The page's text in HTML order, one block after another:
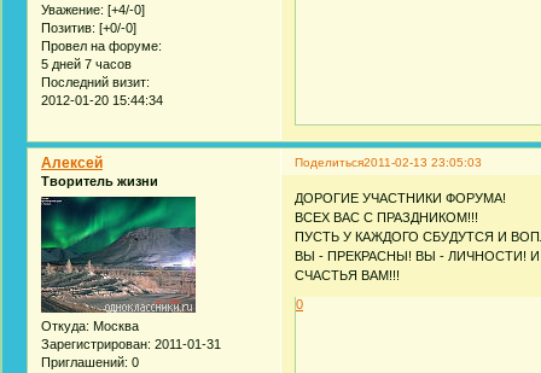
Уважение: [+4/-0]
Позитив: [+0/-0]
Провел на форуме:
5 дней 7 часов
Последний визит:
2012-01-20 15:44:34
Поделиться2011-02-13 23:05:03
Алексей
Творитель жизни
Откуда: Москва
Зарегистрирован: 2011-01-31
Приглашений: 0
ДОРОГИЕ УЧАСТНИКИ ФОРУМА!
ВСЕХ ВАС С ПРАЗДНИКОМ!!!
ПУСТЬ У КАЖДОГО СБУДУТСЯ И
ВЫ - ПРЕКРАСНЫ! ВЫ - ЛИЧНОСТИ! И
СЧАСТЬЯ ВАМ!!!
0